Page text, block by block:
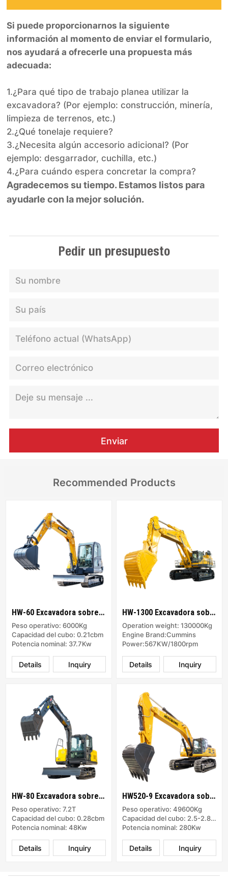
Si puede proporcionarnos la siguiente
información al momento de enviar el formulario,
nos ayudará a ofrecerle una propuesta más
adecuada:
1.¿Para qué tipo de trabajo planea utilizar la
excavadora? (Por ejemplo: construcción, minería,
limpieza de terrenos, etc.)
2.¿Qué tonelaje requiere?
3.¿Necesita algún accesorio adicional? (Por
ejemplo: desgarrador, cuchilla, etc.)
4.¿Para cuándo espera concretar la compra?
Agradecemos su tiempo. Estamos listos para
ayudarle con la mejor solución.
Pedir un presupuesto
Enviar
Recommended Products
HW-60 Excavadora sobre orugas
Peso operativo: 6000Kg
Capacidad del cubo: 0.21cbm
Potencia nominal: 37.7Kw
Inquiry
Details
HW-1300 Excavadora sobre orugas
Operation weight: 130000Kg
Engine Brand:Cummins
Power:567KW/1800rpm
Inquiry
Details
HW-80 Excavadora sobre orugas
Peso operativo: 7.2T
Capacidad del cubo: 0.28cbm
Potencia nominal: 48Kw
Inquiry
Details
HW520-9 Excavadora sobre orugas
Peso operativo: 49600Kg
Capacidad del cubo: 2.5-2.8cbm
Potencia nominal: 280Kw
Inquiry
Details